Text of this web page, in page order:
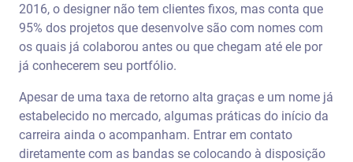
2016, o designer não tem clientes fixos, mas conta que
95% dos projetos que desenvolve são com nomes com
os quais já colaborou antes ou que chegam até ele por
já conhecerem seu portfólio.
Apesar de uma taxa de retorno alta graças e um nome já
estabelecido no mercado, algumas práticas do início da
carreira ainda o acompanham. Entrar em contato
diretamente com as bandas se colocando à disposição